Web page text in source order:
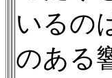
いるの
のある